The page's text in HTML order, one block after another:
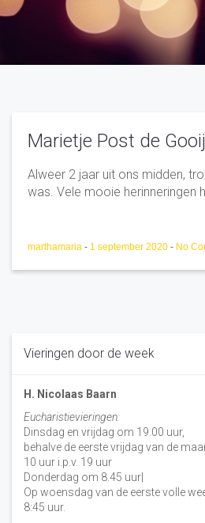
Marietje Post de
Alweer 2 jaar uit ons midden,
was. Vele mooie herinneringen
marthamaria - 1 september 2020 - No
Vieringen door de week
H. Nicolaas Baarn
Eucharistievieringen:
Dinsdag en vrijdag om 19.00 uur,
behalve de eerste vrijdag van de
10 uur i.p.v. 19 uur
Donderdag om 8.45 uur|
Op woensdag van de eerste volle
8:45 uur.